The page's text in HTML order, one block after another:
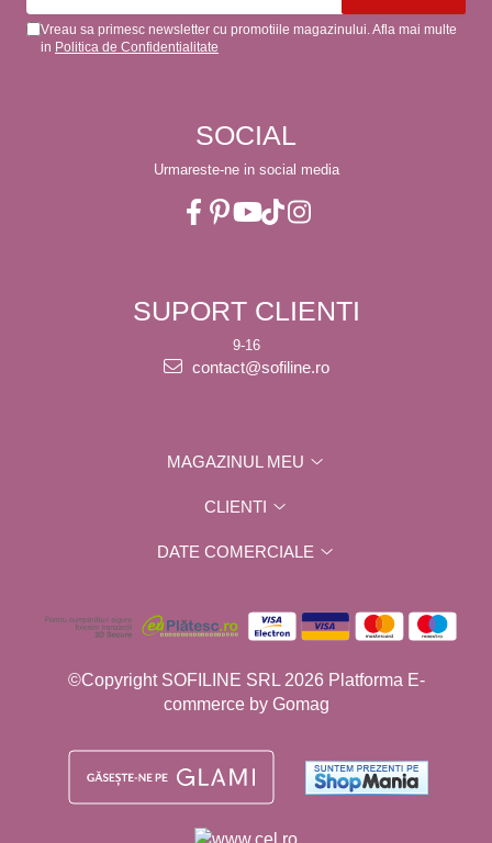
Vreau sa primesc newsletter cu promotiile magazinului. Afla mai multe
in Politica de Confidentialitate
SOCIAL
Urmareste-ne in social media
SUPORT CLIENTI
9-16
contact@sofiline.ro
MAGAZINUL MEU
CLIENTI
DATE COMERCIALE
©Copyright SOFILINE SRL 2026 Platforma E-
commerce by Gomag